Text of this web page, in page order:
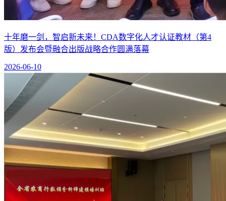
十年磨一剑，智启新未来！CDA数字化人才认证教材（第4
版）发布会暨融合出版战略合作圆满落幕
2026-06-10